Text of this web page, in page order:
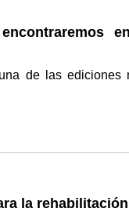
de las ediciones
la